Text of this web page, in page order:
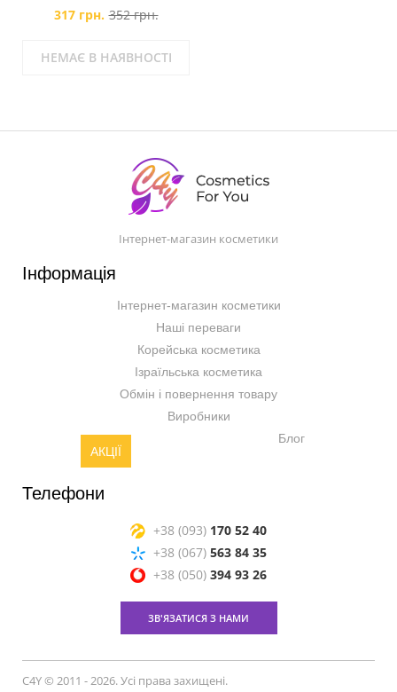
317 грн. 352 грн.
НЕМАЄ В НАЯВНОСТІ
Інтернет-магазин косметики
Інформація
Інтернет-магазин косметики
Наші переваги
Корейська косметика
Ізраїльська косметика
Обмін і повернення товару
Виробники
АКЦІЇ
Блог
Телефони
+38 (093) 170 52 40
+38 (067) 563 84 35
+38 (050) 394 93 26
ЗВ'ЯЗАТИСЯ З НАМИ
C4Y © 2011 - 2026. Усі права захищені.